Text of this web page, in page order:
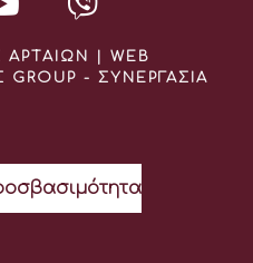
| WEB
GROUP - ΣΥΝΕΡΓΑΣΙΑ